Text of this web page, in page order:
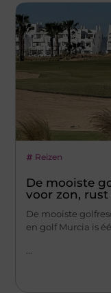
Reizen
De mooiste
voor zon,
De mooiste
en golf Murcia is